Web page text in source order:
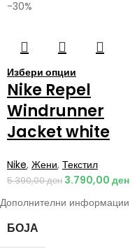
-30%
Избери опции
Nike Repel
Windrunner
Jacket white
Nike, Жени, Текстил
5.390,00ден 3.790,00 ден
Дополнителни информации
БОЈА